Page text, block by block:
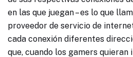
en las que juegan – es lo que
proveedor de servicio de
cada conexión diferentes
que, cuando los gamers